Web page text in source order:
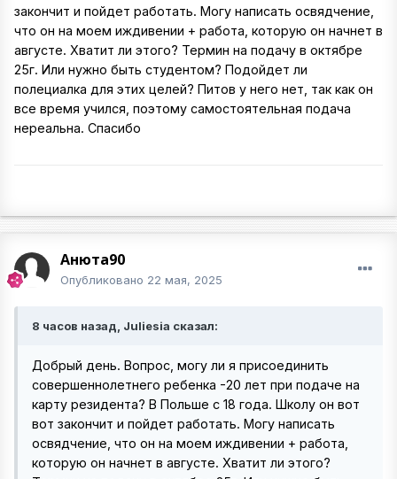
закончит и пойдет работать. Могу написать освядчение,
что он на моем иждивении + работа, которую он начнет в
августе. Хватит ли этого? Термин на подачу в октябре
25г. Или нужно быть студентом? Подойдет ли
полециалка для этих целей? Питов у него нет, так как он
все время учился, поэтому самостоятельная подача
нереальна. Спасибо
Анюта90
Опубликовано 22 мая, 2025
8 часов назад, Juliesia сказал:
Добрый день. Вопрос, могу ли я присоединить
совершеннолетнего ребенка -20 лет при подаче на
карту резидента? В Польше с 18 года. Школу он вот
вот закончит и пойдет работать. Могу написать
освядчение, что он на моем иждивении + работа,
которую он начнет в августе. Хватит ли этого?